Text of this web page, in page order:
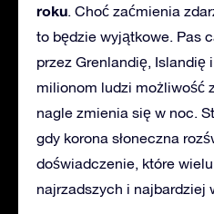
roku. Choć zaćmienia
to będzie wyjątkowe. Pas
przez Grenlandię, Islandię
milionom ludzi możliwość
nagle zmienia się w noc.
gdy korona słoneczna
doświadczenie, które
najrzadszych i najbardziej